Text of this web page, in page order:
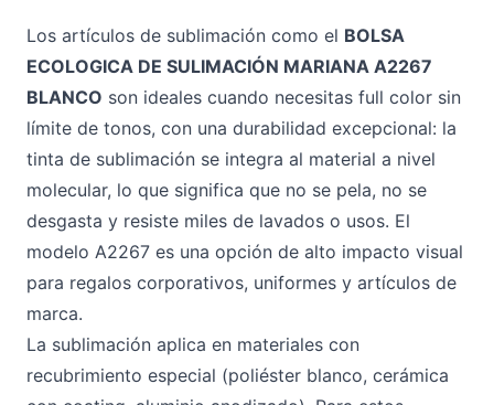
Los artículos de sublimación como el BOLSA
ECOLOGICA DE SULIMACIÓN MARIANA A2267
BLANCO son ideales cuando necesitas full color sin
límite de tonos, con una durabilidad excepcional: la
tinta de sublimación se integra al material a nivel
molecular, lo que significa que no se pela, no se
desgasta y resiste miles de lavados o usos. El
modelo A2267 es una opción de alto impacto visual
para regalos corporativos, uniformes y artículos de
marca.
La sublimación aplica en materiales con
recubrimiento especial (poliéster blanco, cerámica